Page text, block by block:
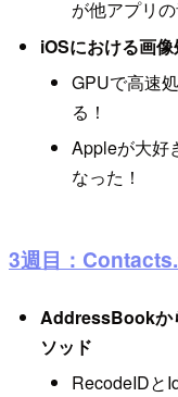
が他アプリ
iOSにおける画
GPUで高速
る！
Appleが大好
なった！
3週目：
AddressBookか
ソッド
RecodeIDと